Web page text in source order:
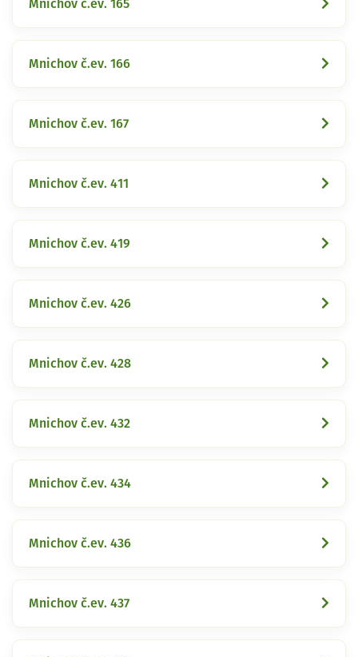
Mnichov č.ev. 165
Mnichov č.ev. 166
Mnichov č.ev. 167
Mnichov č.ev. 411
Mnichov č.ev. 419
Mnichov č.ev. 426
Mnichov č.ev. 428
Mnichov č.ev. 432
Mnichov č.ev. 434
Mnichov č.ev. 436
Mnichov č.ev. 437